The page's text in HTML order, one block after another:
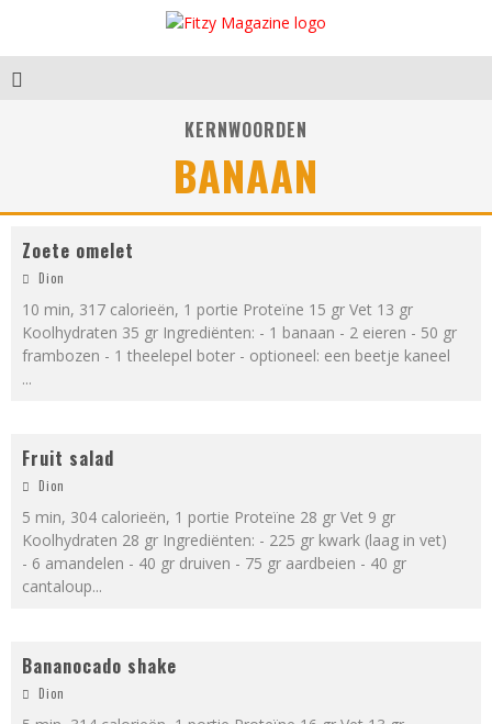
KERNWOORDEN
BANAAN
Zoete omelet
Dion
10 min, 317 calorieën, 1 portie Proteïne 15 gr Vet 13 gr
Koolhydraten 35 gr Ingrediënten: - 1 banaan - 2 eieren - 50 gr
frambozen - 1 theelepel boter - optioneel: een beetje kaneel
...
Fruit salad
Dion
5 min, 304 calorieën, 1 portie Proteïne 28 gr Vet 9 gr
Koolhydraten 28 gr Ingrediënten: - 225 gr kwark (laag in vet)
- 6 amandelen - 40 gr druiven - 75 gr aardbeien - 40 gr
cantaloup...
Bananocado shake
Dion